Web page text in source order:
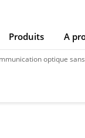
Produits
A
optique sans fil